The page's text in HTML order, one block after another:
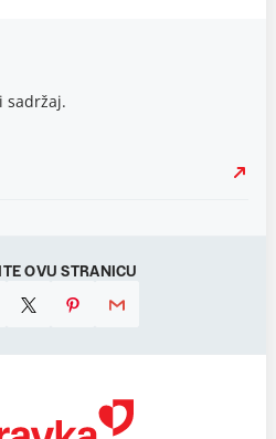
sadržaj.
OVU STRANICU